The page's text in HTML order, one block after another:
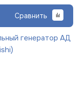
Сравнить
генератор АД